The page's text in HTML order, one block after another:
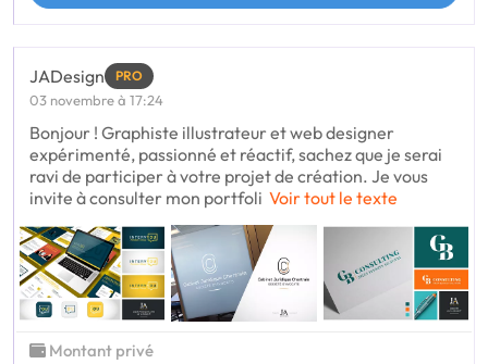
JADesign PRO
03 novembre à 17:24
Bonjour ! Graphiste illustrateur et web designer
expérimenté, passionné et réactif, sachez que je serai
ravi de participer à votre projet de création. Je vous
invite à consulter mon portfoli Voir tout le texte
Montant privé